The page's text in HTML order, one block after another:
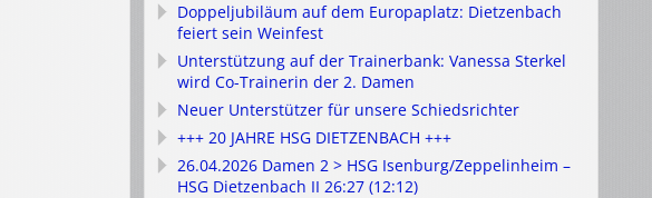
Doppeljubiläum auf dem Europaplatz: Dietzenbach
feiert sein Weinfest
Unterstützung auf der Trainerbank: Vanessa Sterkel
wird Co-Trainerin der 2. Damen
Neuer Unterstützer für unsere Schiedsrichter
+++ 20 JAHRE HSG DIETZENBACH +++
26.04.2026 Damen 2 > HSG Isenburg/Zeppelinheim –
HSG Dietzenbach II 26:27 (12:12)